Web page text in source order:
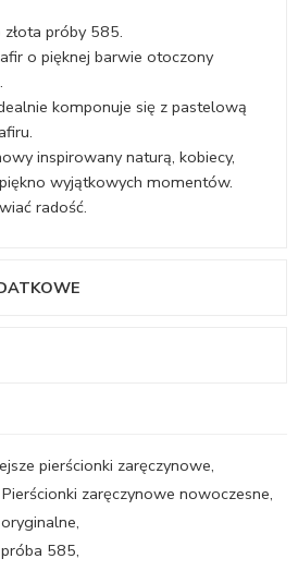
próby 585.
o pięknej barwie otoczony
komponuje się z pastelową
inspirowany naturą, kobiecy,
wyjątkowych momentów.
radość.
pierścionki zaręczynowe,
Pierścionki zaręczynowe nowoczesne,
,
585,